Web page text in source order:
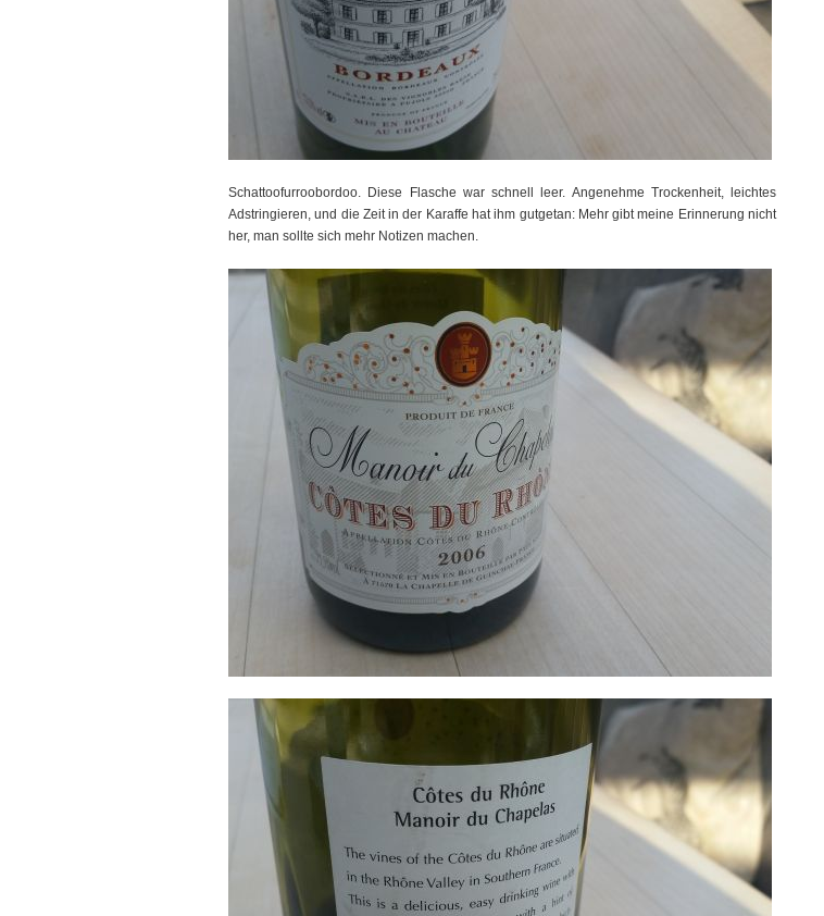
Schattoofurroobordoo. Diese Flasche war schnell leer. Angenehme Trockenheit, leichtes
Adstringieren, und die Zeit in der Karaffe hat ihm gutgetan: Mehr gibt meine Erinnerung nicht
her, man sollte sich mehr Notizen machen.